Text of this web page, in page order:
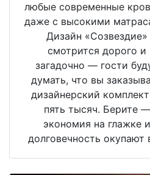
любые современные
даже с высокими
Дизайн «Созвездие»
смотрится дорого и
загадочно — гости
думать, что вы
дизайнерский
пять тысяч. Берите —
экономия на глажке и
долговечность окупают